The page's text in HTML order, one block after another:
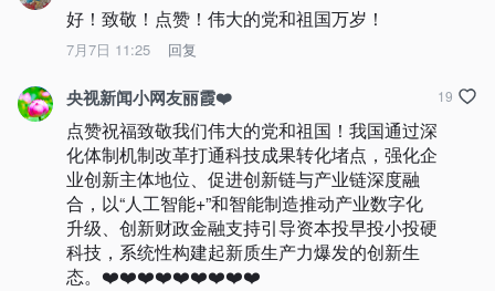
好！致敬！点赞！伟大的党和祖国万岁！
7月7日 11:25 回复
央视新闻小网友丽霞❤️
点赞祝福致敬我们伟大的党和祖国！我国通过深
化体制机制改革打通科技成果转化堵点，强化企
业创新主体地位、促进创新链与产业链深度融
合，以“人工智能+”和智能制造推动产业数字化
升级、创新财政金融支持引导资本投早投小投硬
科技，系统性构建起新质生产力爆发的创新生
态。❤️❤️❤️❤️❤️❤️❤️❤️❤️
19